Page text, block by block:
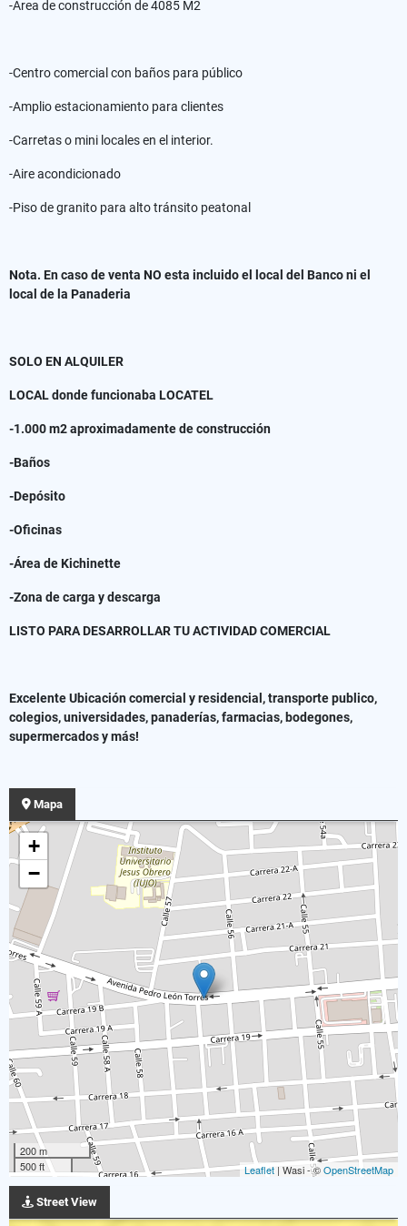
-Área de construcción de 4085 M2
-Centro comercial con baños para público
-Amplio estacionamiento para clientes
-Carretas o mini locales en el interior.
-Aire acondicionado
-Piso de granito para alto tránsito peatonal
Nota. En caso de venta NO esta incluido el local del Banco ni el
local de la Panaderia
SOLO EN ALQUILER
LOCAL donde funcionaba LOCATEL
-1.000 m2 aproximadamente de construcción
-Baños
-Depósito
-Oficinas
-Área de Kichinette
-Zona de carga y descarga
LISTO PARA DESARROLLAR TU ACTIVIDAD COMERCIAL
Excelente Ubicación comercial y residencial, transporte publico,
colegios, universidades, panaderías, farmacias, bodegones,
supermercados y más!
Mapa
+
−
200 m
500 ft
Leaflet | Wasi - ©OpenStreetMap
Street View